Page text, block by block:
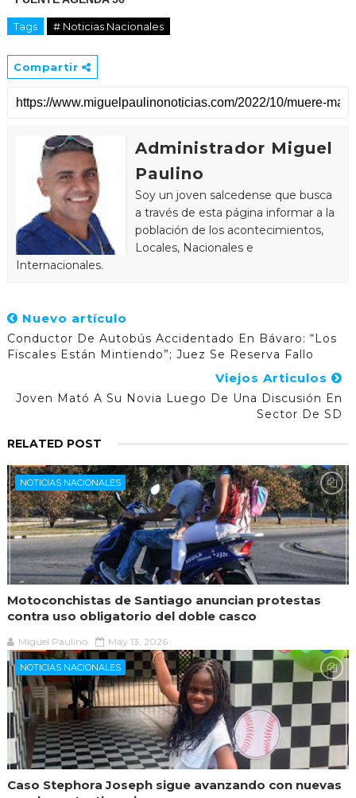
Tags # Noticias Nacionales
Compartir
Administrador Miguel
Paulino
Soy un joven salcedense que busca
a través de esta página informar a la
población de los acontecimientos,
Locales, Nacionales e
Internacionales.
Nuevo artículo
Conductor De Autobús Accidentado En Bávaro: “Los
Fiscales Están Mintiendo”; Juez Se Reserva Fallo
Viejos Articulos
Joven Mató A Su Novia Luego De Una Discusión En
Sector De SD
RELATED POST
NOTICIAS NACIONALES
Motoconchistas de Santiago anuncian protestas
contra uso obligatorio del doble casco
Miguel Paulino May 13, 2026
NOTICIAS NACIONALES
Caso Stephora Joseph sigue avanzando con nuevas